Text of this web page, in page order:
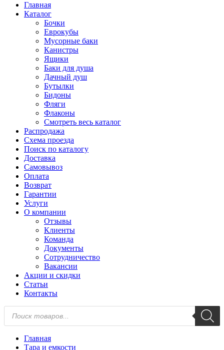
Главная
Каталог
Бочки
Еврокубы
Мусорные баки
Канистры
Ящики
Баки для душа
Дачный душ
Бутылки
Бидоны
Фляги
Флаконы
Смотреть весь каталог
Распродажа
Схема проезда
Поиск по каталогу
Доставка
Самовывоз
Оплата
Возврат
Гарантии
Услуги
О компании
Отзывы
Клиенты
Команда
Документы
Сотрудничество
Вакансии
Акции и скидки
Статьи
Контакты
Поиск
товаров
Главная
Тара и емкости